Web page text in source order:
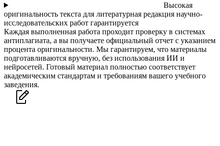
Высокая
оригинальность текста для литературная редакция научно-
исследовательских работ гарантируется
Каждая выполненная работа проходит проверку в системах
антиплагиата, а вы получаете официальный отчет с указанием
процента оригинальности. Мы гарантируем, что материалы
подготавливаются вручную, без использования ИИ и
нейросетей. Готовый материал полностью соответствует
академическим стандартам и требованиям вашего учебного
заведения.